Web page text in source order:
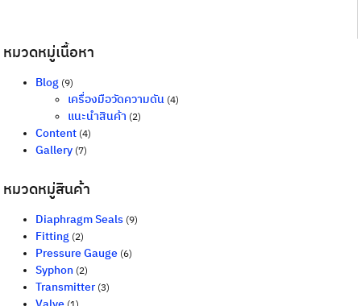
หมวดหมู่เนื้อหา
Blog (9)
เครื่องมือวัดความดัน (4)
แนะนำสินค้า (2)
Content (4)
Gallery (7)
หมวดหมู่สินค้า
Diaphragm Seals (9)
Fitting (2)
Pressure Gauge (6)
Syphon (2)
Transmitter(3)